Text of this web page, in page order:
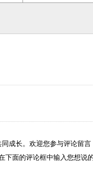
成长。欢迎您参与评论留言
下面的评论框中输入您想说